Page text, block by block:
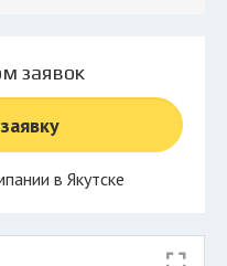
заявок
в Якутске